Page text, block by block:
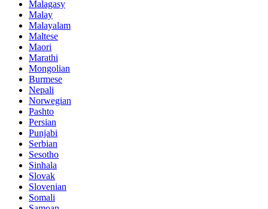
Malagasy
Malay
Malayalam
Maltese
Maori
Marathi
Mongolian
Burmese
Nepali
Norwegian
Pashto
Persian
Punjabi
Serbian
Sesotho
Sinhala
Slovak
Slovenian
Somali